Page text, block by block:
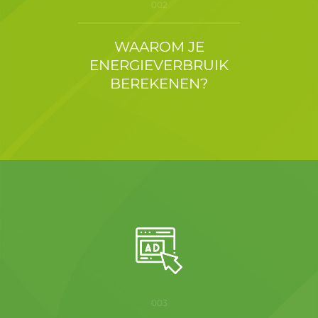
002
WAAROM JE
ENERGIEVERBRUIK
BEREKENEN?
003